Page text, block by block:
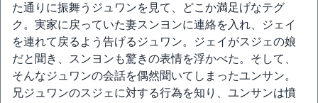
た通りに振舞うジュワンを見て、どこか満足げなテグ
ク。実家に戻っていた妻スンヨンに連絡を入れ、ジェイ
を連れて戻るよう告げるジュワン。ジェイがスジェの娘
だと聞き、スンヨンも驚きの表情を浮かべた。そして、
そんなジュワンの会話を偶然聞いてしまったユンサン。
兄ジュワンのスジェに対する行為を知り、ユンサンは憤